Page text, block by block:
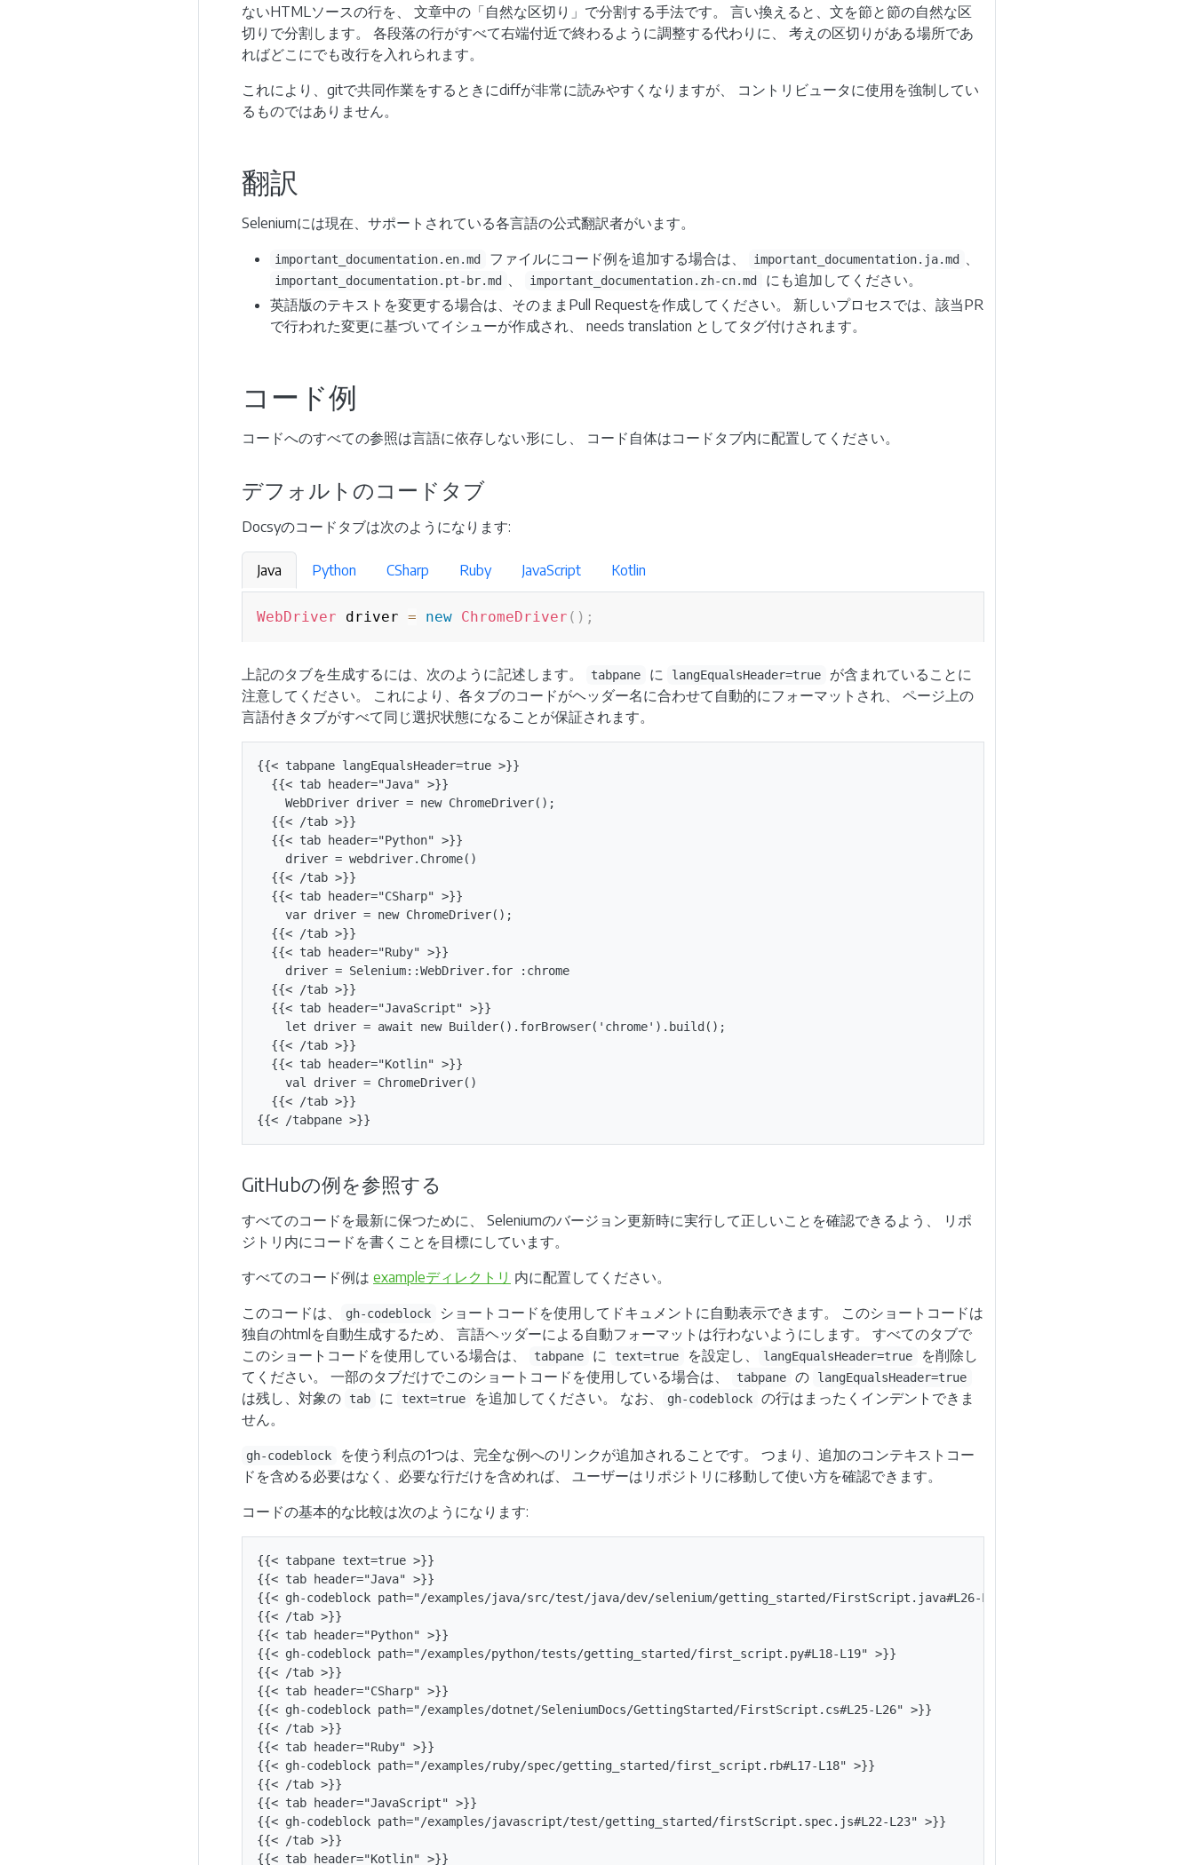
ないHTMLソースの行を、 文章中の「自然な区切り」で分割する手法です。 言い換えると、文を節と節の自然な区
切りで分割します。 各段落の行がすべて右端付近で終わるように調整する代わりに、 考えの区切りがある場所であ
ればどこにでも改行を入れられます。
これにより、gitで共同作業をするときにdiffが非常に読みやすくなりますが、 コントリビュータに使用を強制してい
るものではありません。
翻訳
Seleniumには現在、サポートされている各言語の公式翻訳者がいます。
important_documentation.en.md ファイルにコード例を追加する場合は、 important_documentation.ja.md 、
important_documentation.pt-br.md 、 important_documentation.zh-cn.md
にも追加してください。
英語版のテキストを変更する場合は、そのままPull Requestを作成してください。 新しいプロセスでは、該当PR
で行われた変更に基づいてイシューが作成され、 needs translation としてタグ付けされます。
コード例
コードへのすべての参照は言語に依存しない形にし、 コード自体はコードタブ内に配置してください。
デフォルトのコードタブ
Docsyのコードタブは次のようになります:
Java Python CSharp Ruby JavaScript Kotlin
WebDriver driver = new ChromeDriver ( ) ;
上記のタブを生成するには、次のように記述します。 tabpane に langEqualsHeader=true
が含まれていることに
注意してください。 これにより、各タブのコードがヘッダー名に合わせて自動的にフォーマットされ、 ページ上の
言語付きタブがすべて同じ選択状態になることが保証されます。
{{< tabpane langEqualsHeader=true >}}
  {{< tab header="Java" >}}
    WebDriver driver = new ChromeDriver();
  {{< /tab >}}
  {{< tab header="Python" >}}
    driver = webdriver.Chrome()
  {{< /tab >}}
  {{< tab header="CSharp" >}}
    var driver = new ChromeDriver();
  {{< /tab >}}
  {{< tab header="Ruby" >}}
    driver = Selenium::WebDriver.for :chrome
  {{< /tab >}}
  {{< tab header="JavaScript" >}}
    let driver = await new Builder().forBrowser('chrome').build();
  {{< /tab >}}
  {{< tab header="Kotlin" >}}
    val driver = ChromeDriver()
  {{< /tab >}}
GitHubの例を参照する
すべてのコードを最新に保つために、 Seleniumのバージョン更新時に実行して正しいことを確認できるよう、 リポ
ジトリ内にコードを書くことを目標にしています。
すべてのコード例は exampleディレクトリ 内に配置してください。
このコードは、
gh-codeblock
ショートコードを使用してドキュメントに自動表示できます。 このショートコードは
独自のhtmlを自動生成するため、 言語ヘッダーによる自動フォーマットは行わないようにします。 すべてのタブで
このショートコードを使用している場合は、
tabpane に text=true を設定し、 langEqualsHeader=true
を削除し
てください。 一部のタブだけでこのショートコードを使用している場合は、
tabpane の langEqualsHeader=true
は残し、対象の tab に text=true を追加してください。 なお、 gh-codeblock
の行はまったくインデントできま
せん。
gh-codeblock
を使う利点の1つは、完全な例へのリンクが追加されることです。 つまり、追加のコンテキストコー
ドを含める必要はなく、必要な行だけを含めれば、 ユーザーはリポジトリに移動して使い方を確認できます。
コードの基本的な比較は次のようになります:
{{< tabpane text=true >}}
{{< tab header="Java" >}}
{{< gh-codeblock path="/examples/java/src/test/java/dev/selenium/getting_started/FirstScript.java#L26-L27" >}}
{{< /tab >}}
{{< tab header="Python" >}}
{{< gh-codeblock path="/examples/python/tests/getting_started/first_script.py#L18-L19" >}}
{{< /tab >}}
{{< tab header="CSharp" >}}
{{< gh-codeblock path="/examples/dotnet/SeleniumDocs/GettingStarted/FirstScript.cs#L25-L26" >}}
{{< /tab >}}
{{< tab header="Ruby" >}}
{{< gh-codeblock path="/examples/ruby/spec/getting_started/first_script.rb#L17-L18" >}}
{{< /tab >}}
{{< tab header="JavaScript" >}}
{{< gh-codeblock path="/examples/javascript/test/getting_started/firstScript.spec.js#L22-L23" >}}
{{< /tab >}}
{{< tab header="Kotlin" >}}